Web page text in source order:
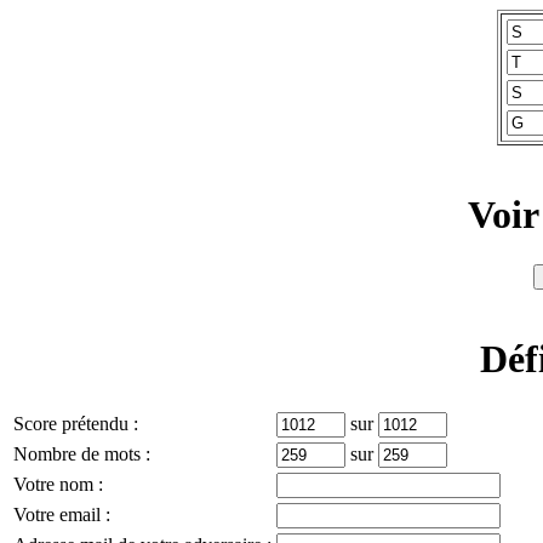
Score prétendu :
sur
Nombre de mots :
sur
Votre nom :
Votre email :